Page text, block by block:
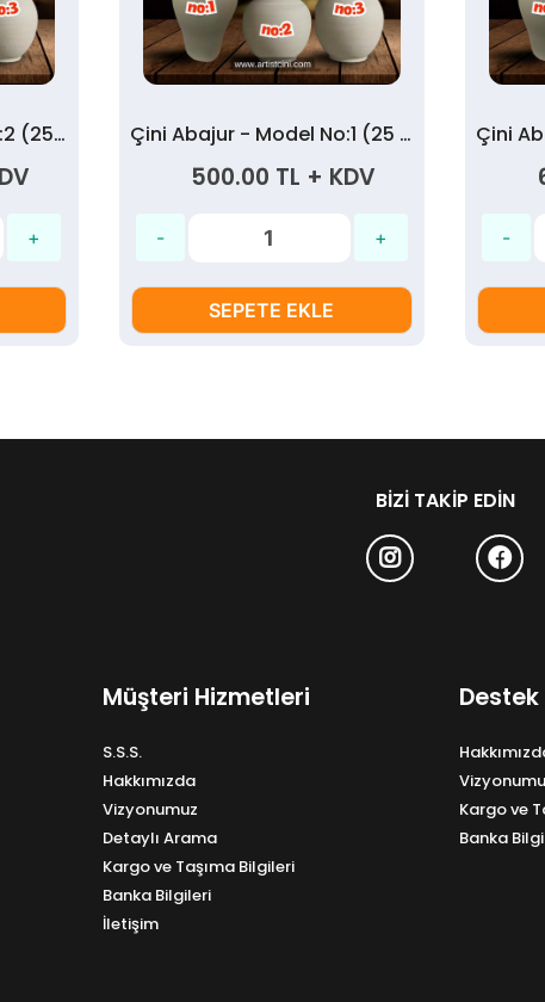
Çini Abajur - Model No:2 (25 cm) Çini Abajur - Model No:1 (25 cm)
500.00 TL + KDV
SEPETE EKLE
BIZI TAKIP EDIN
Müşteri Hizmetleri
S.S.S.
Hakkımızda
Vizyonumuz
Detaylı Arama
Kargo ve Taşıma Bilgileri
Banka Bilgileri
İletişim
Destek
Kargo ve
Banka